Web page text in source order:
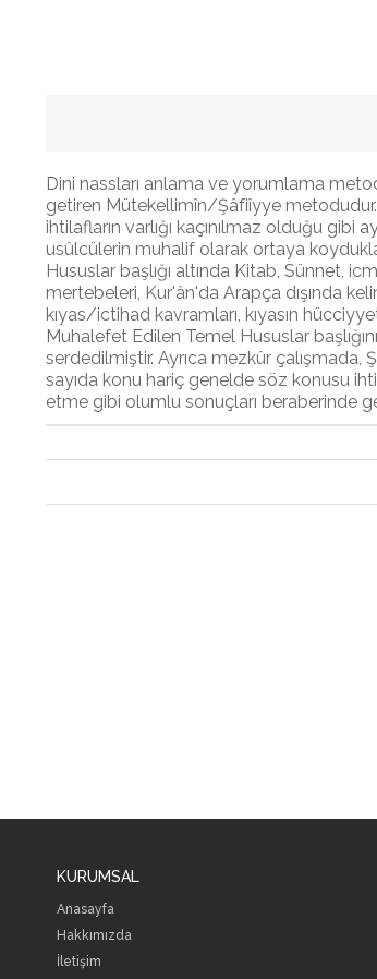
Dini nassları anlama ve yorumlama
getiren Mütekellimîn/Şâfiîyye
ihtilafların varlığı kaçınılmaz olduğu
usûlcülerin muhalif olarak ortaya
Hususlar başlığı altında Kitab, Sünnet,
mertebeleri, Kur'ân'da Arapça dışında
kıyas/ictihad kavramları, kıyasın
Muhalefet Edilen Temel Hususlar
serdedilmiştir. Ayrıca mezkûr çalışmada,
sayıda konu hariç genelde söz konusu
etme gibi olumlu sonuçları beraberinde
KURUMSAL
Anasayfa
Hakkımızda
İletişim